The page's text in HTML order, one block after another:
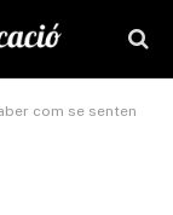
com se senten